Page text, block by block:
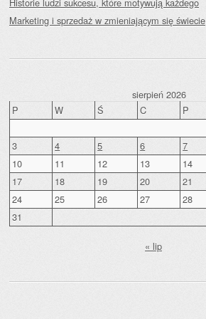
Marketing i sprzedaż w zmieniającym się świecie
sierpień 2026
P
W Ś C P
3
4 5 6 7
10
11 12 13 14
17
18 19 20 21
24
25 26 27 28
31
« lip